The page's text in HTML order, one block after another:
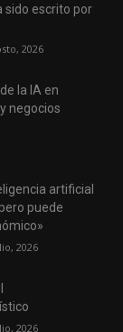
sido escrito por
2026
la IA en
negocios
artificial
puede
2026
2026